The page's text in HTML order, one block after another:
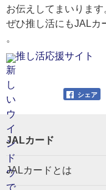
お伝えしてまいります
ぜひ推し活にもJALカ
。
推し活応援サイト
シェア
JALカード
JALカードとは